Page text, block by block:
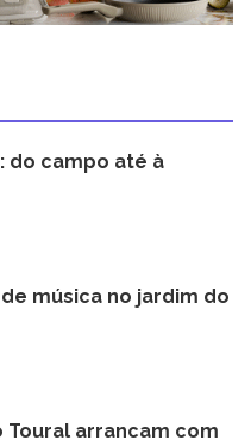
do campo até à
música no jardim do
arrancam com